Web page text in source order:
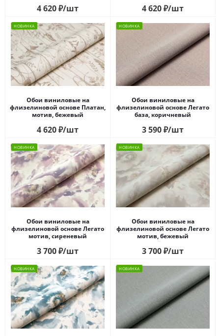
4 620₽/шт 4 620₽/шт
НОВИНКА
Обои виниловые на
флизелиновой основе Платан,
мотив, бежевый
4 620₽/шт
НОВИНКА
Обои виниловые на
флизелиновой основе Легато
база, коричневый
3 590₽/шт
НОВИНКА
Обои виниловые на
флизелиновой основе Легато
мотив, сиреневый
3 700₽/шт
НОВИНКА
Обои виниловые на
флизелиновой основе Легато
мотив, бежевый
3 700₽/шт
НОВИНКА НОВИНКА